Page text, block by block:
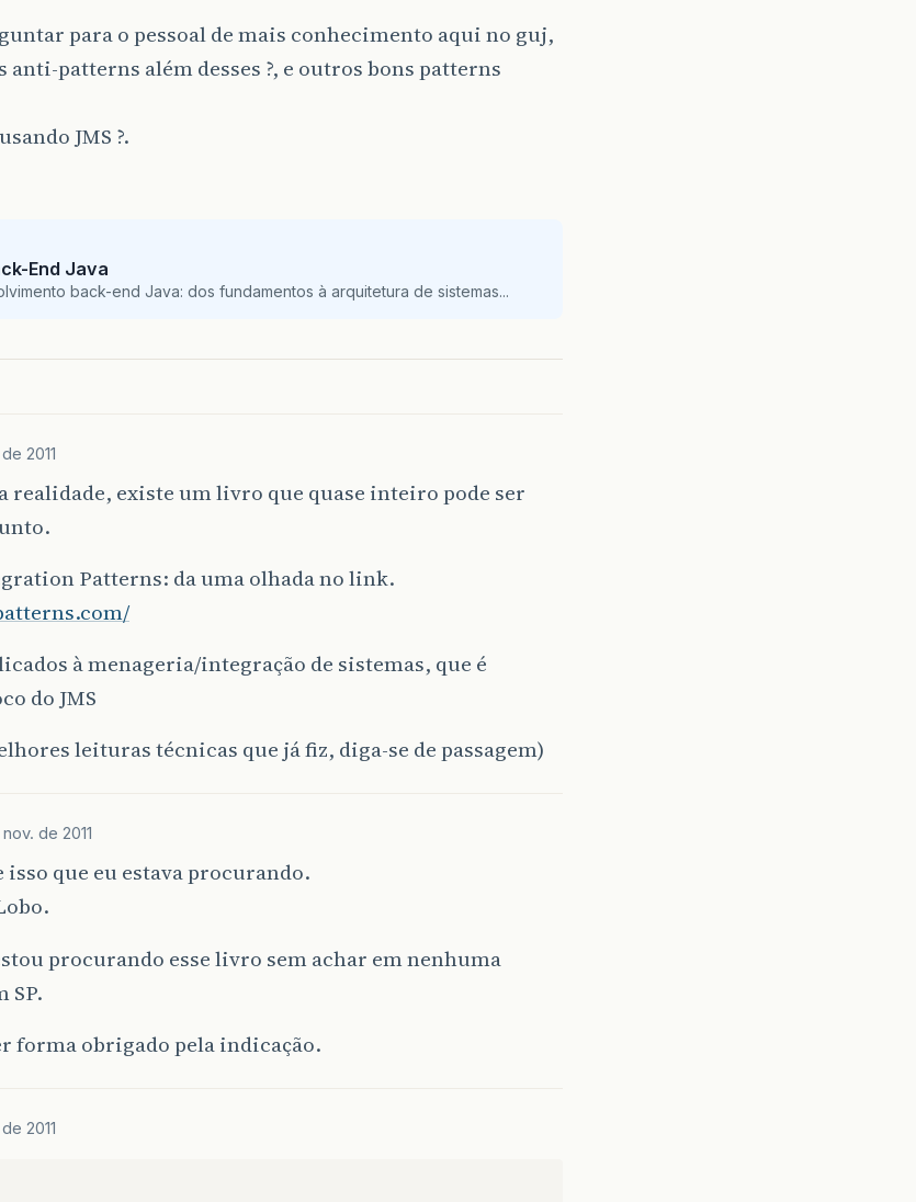
para o pessoal de mais conhecimento aqui no guj,
anti-patterns além desses ?, e outros bons patterns
JMS ?.
End Java
back-end Java: dos fundamentos à arquitetura de sistemas...
2011
realidade, existe um livro que quase inteiro pode ser
Patterns: da uma olhada no link.
à menageria/integração de sistemas, que é
do JMS
leituras técnicas que já fiz, diga-se de passagem)
de 2011
isso que eu estava procurando.
procurando esse livro sem achar em nenhuma
SP.
forma obrigado pela indicação.
2011